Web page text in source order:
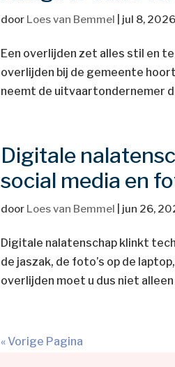
door Loes van Bemmel jul 8, 2026
Een overlijden zet alles stil en
overlijden bij de gemeente
neemt de uitvaartondernemer
Digitale
social media en
door Loes van Bemmel jun 26,
Digitale nalatenschap klinkt
de jaszak, de foto’s op de
overlijden moet u dus niet
« Vorige Pagina